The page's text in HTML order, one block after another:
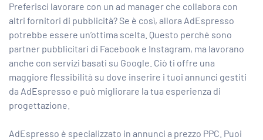
Preferisci lavorare con un ad manager che collabora con
altri fornitori di pubblicità? Se è così, allora AdEspresso
potrebbe essere un’ottima scelta. Questo perché sono
partner pubblicitari di Facebook e Instagram, ma lavorano
anche con servizi basati su Google. Ciò ti offre una
maggiore flessibilità su dove inserire i tuoi annunci gestiti
da AdEspresso e può migliorare la tua esperienza di
progettazione.
AdEspresso è specializzato in annunci a prezzo PPC. Puoi